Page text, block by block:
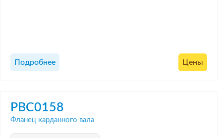
Подробнее Цены
PBC0158
Фланец карданного вала